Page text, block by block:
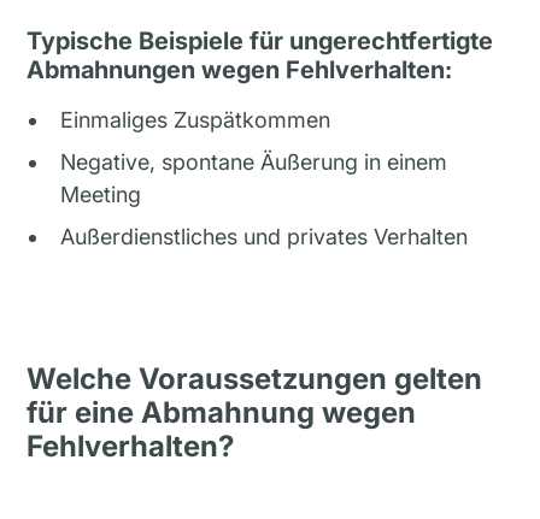
Typische Beispiele für ungerechtfertigte
Abmahnungen wegen Fehlverhalten:
Einmaliges Zuspätkommen
Negative, spontane Äußerung in einem
Meeting
Außerdienstliches und privates Verhalten
Welche Voraussetzungen gelten
für eine Abmahnung wegen
Fehlverhalten?